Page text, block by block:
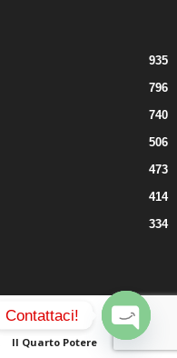
935
796
740
506
473
414
334
Contatti
Il Quarto Potere
Contattaci!
O